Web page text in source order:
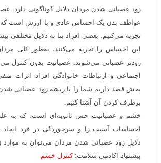
زود عصبانی شدن مردان دلایل گوناگونی دارد.
عواطف بدن یک احساس عادی و با ارزش است که
تجربه می‌کنیم. بعضی افراد بنا به دلایل مختلفی
این احساس را تجربه می‌کنند، به‌طور کلی
زودتر عصبانی می‌شوند. عصبانیت بدون کنترل
اجتماعی و ارتباطات خانوادگی افراد اثرات
بخش قصد داریم شما را با ریشه زود عصبانی
برطرف کردن آن آشنا کنیم.
خشم و عصبانیت حس ثانویه‌ای است، که به‌
احساسات آسیب زا و سرخوردگی در فرد ایجاد
دلایل زود عصبانی شدن مردان می‌توان به
پیشنهاد آکادمی سلامت: کنترل خشم